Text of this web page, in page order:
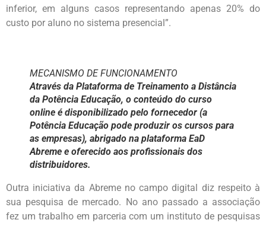
inferior, em alguns casos representando apenas 20% do
custo por aluno no sistema presencial”.
MECANISMO DE FUNCIONAMENTO
Através da Plataforma de Treinamento a Distância
da Potência Educação, o conteúdo do curso
online é disponibilizado pelo fornecedor (a
Potência Educação pode produzir os cursos para
as empresas), abrigado na plataforma EaD
Abreme e oferecido aos profissionais dos
distribuidores.
Outra iniciativa da Abreme no campo digital diz respeito à
sua pesquisa de mercado. No ano passado a associação
fez um trabalho em parceria com um instituto de pesquisas